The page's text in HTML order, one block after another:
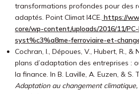
transformations profondes pour des
adaptés. Point Climat I4CE. https://
core/wp-content/uploads/2016/11/
syst%c3%a8me-ferroviaire-et-
Cochran, I., Dépoues, V., Hubert, R., &
plans d’adaptation des entreprises :
la finance. In B. Laville, A. Euzen, & S.
Adaptation au changement